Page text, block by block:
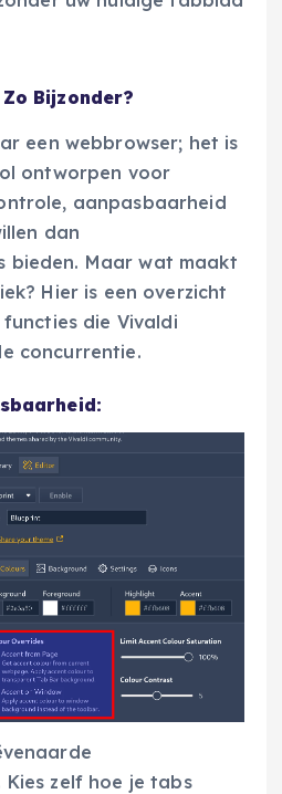
Bijzonder?
een webbrowser; het is
ontworpen voor
aanpasbaarheid
dan
bieden. Maar wat maakt
Hier is een overzicht
die Vivaldi
concurrentie.
zelf hoe je tabs